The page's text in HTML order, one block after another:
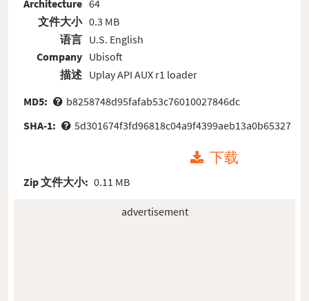
Architecture
文件大小
语言
Company
描述
64
0.3 MB
U.S. English
Ubisoft
Uplay API AUX r1 loader
MD5:
b8258748d95fafab53c76010027846dc
SHA-1:
5d301674f3fd96818c04a9f4399aeb13a0b65327
下载
Zip 文件大小: 0.11 MB
advertisement